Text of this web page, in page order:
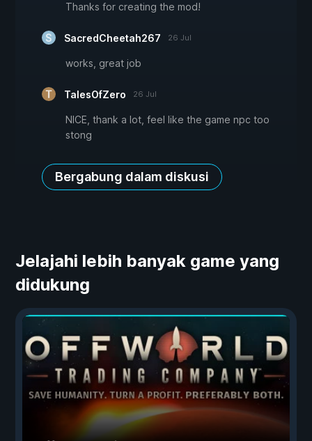
Thanks for creating the mod!
SacredCheetah267 26 Jul
works, great job
TalesOfZero 26 Jul
NICE, thank a lot, feel like the game npc too
stong
Bergabung dalam diskusi
Jelajahi lebih banyak game yang
didukung